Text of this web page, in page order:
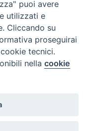
puoi avere
utilizzati e
Cliccando su
proseguirai
tecnici.
nellacookie